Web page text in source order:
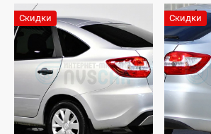
Скидки Скидки